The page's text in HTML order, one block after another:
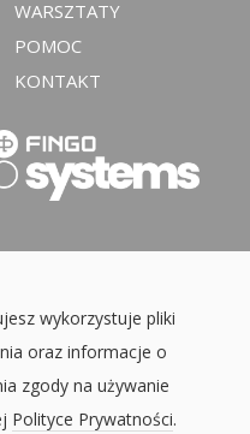
WARSZTATY
POMOC
KONTAKT
wykorzystuje pliki
oraz informacje o
zgody na używanie
Polityce Prywatności.